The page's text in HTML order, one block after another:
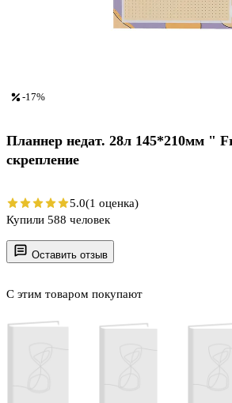
Оставить отзыв
С этим товаром покупают
-17%
Планнер недат. 28л 145*210мм "
скрепление
5.0(1 оценка)
Купили 588 человек